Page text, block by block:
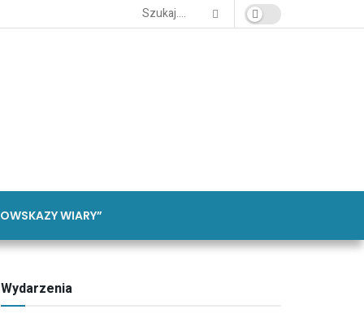
WIARY”
Wydarzenia